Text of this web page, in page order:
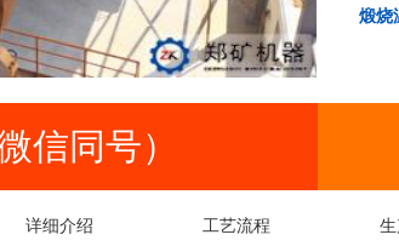
煅烧
信同号）
详细介绍 工艺流程 生